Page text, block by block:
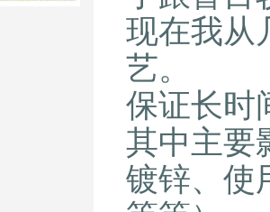
现在我从
艺。
保证长时
其中主要
镀锌、使